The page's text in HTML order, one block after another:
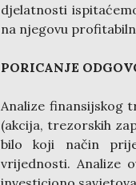
djelatnosti
na njegovu
PORICANJE
Analize finansijskog
(akcija, trezorskih
bilo koji način
vrijednosti. Analize